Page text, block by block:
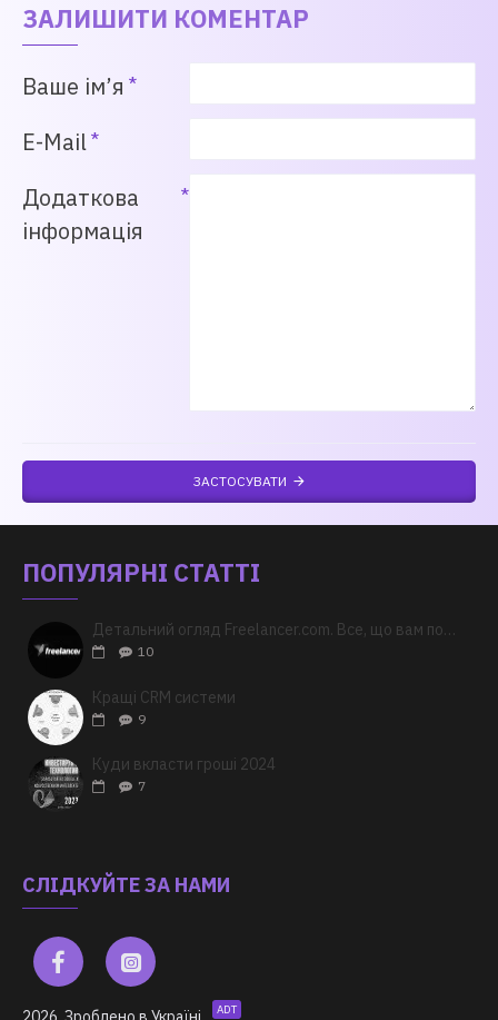
ЗАЛИШИТИ КОМЕНТАР
Ваше ім’я
E-Mail
Додаткова
інформація
ЗАСТОСУВАТИ
ПОПУЛЯРНІ СТАТТІ
Детальний огляд Freelancer.com. Все, що вам потрібно знати
10
Кращі CRM системи
9
Куди вкласти гроші 2024
7
СЛІДКУЙТЕ ЗА НАМИ
ADT